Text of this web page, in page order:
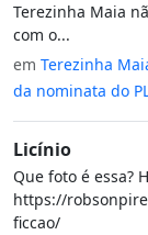
Terezinha Maia
com o...
em Terezinha
da nominata do
Licínio
Que foto é essa?
https://
ficcao/